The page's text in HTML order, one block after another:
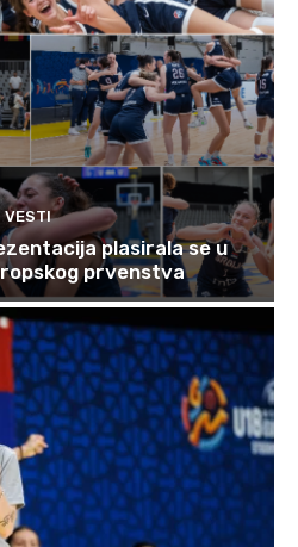
VESTI
plasirala se u
prvenstva